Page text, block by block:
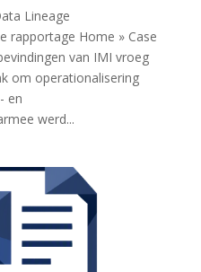
Lineage
rapportage Home » Case
van IMI vroeg
om operationalisering
en
werd...